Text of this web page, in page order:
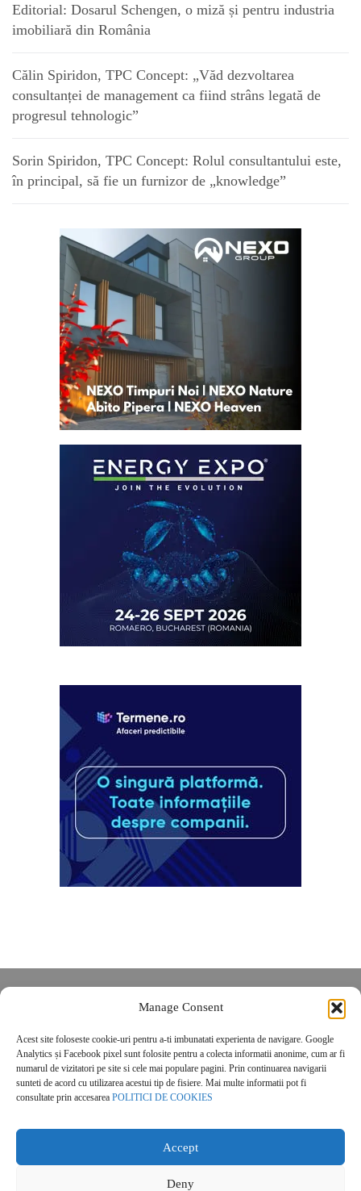
Manage Consent
Acest site foloseste cookie-uri pentru a-ti imbunatati experienta de navigare. Google
Analytics și Facebook pixel sunt folosite pentru a colecta informatii anonime, cum ar fi
numarul de vizitatori pe site si cele mai populare pagini. Prin continuarea navigarii
sunteti de acord cu utilizarea acestui tip de fisiere. Mai multe informatii pot fi
consultate prin accesarea POLITICI DE COOKIES
Accept
Deny
Editorial: Dosarul Schengen, o miză și pentru industria
imobiliară din România
Călin Spiridon, TPC Concept: „Văd dezvoltarea
consultanței de management ca fiind strâns legată de
progresul tehnologic”
Sorin Spiridon, TPC Concept: Rolul consultantului este,
în principal, să fie un furnizor de „knowledge”
POLITICĂ DE CONFIDENȚIALITATE
Politica de cookies
© 2026 Real Estate Magazine. All Rights Reserved.